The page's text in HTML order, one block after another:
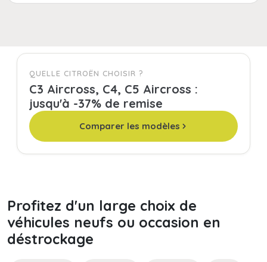
QUELLE CITROËN CHOISIR ?
C3 Aircross, C4, C5 Aircross :
jusqu'à -37% de remise
Comparer les modèles
Profitez d'un large choix de
véhicules neufs ou occasion en
déstrockage